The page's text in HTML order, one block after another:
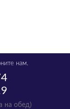
на обед)
нам.